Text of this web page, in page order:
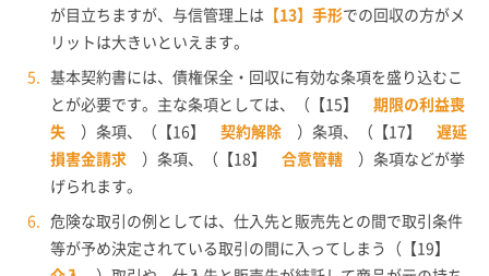
が目立ちますが、与信管理上は 【13】手形での回収の方がメ
リットは大きいといえます。
基本契約書には、債権保全・回収に有効な条項を盛り込むこ
とが必要です。主な条項としては、（【15】
期限の利益喪
失 ）条項、（【16】 契約解除 ）条項、（【17】
遅延
損害金請求 ）条項、（【18】 合意管轄 ）条項などが挙
げられます。
危険な取引の例としては、仕入先と販売先との間で取引条件
等が予め決定されている取引の間に入ってしまう（【19】